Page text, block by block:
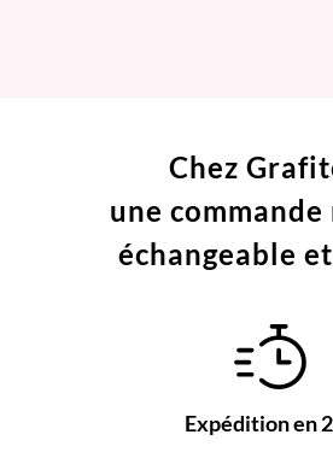
Chez
une commande
échangeable
Expédition en